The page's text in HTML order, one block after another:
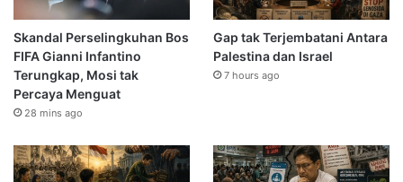
Skandal Perselingkuhan Bos
FIFA Gianni Infantino
Terungkap, Mosi tak
Percaya Menguat
28 mins ago
Gap tak Terjembatani Antara
Palestina dan Israel
7 hours ago